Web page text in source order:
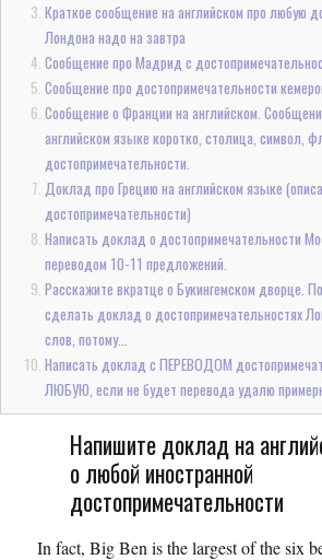
Краткое сообщение на английском про любую
Лондона надо на завтра
Сообщение про Мадрид с
Сообщение про достопримечательности
Сообщение о Франции на английском.
английском языке коротко, столица, символ,
достопримечательности.
Доклад про Грецию на английском языке
достопримечательности)
Написать доклад о достопримечательности
переводом 10-11 предложений.
Расскажите вкратце о Букингемском дворце.
сделать доклад о достопримечательностях
слов, потому...
Написать доклад с ПЕРЕВОДОМ
ЛЮБУЮ, если не будет перевода удалю
Напишите доклад на
о любой иностранной
достопримечательности
In fact, Big Ben is the largest of the six